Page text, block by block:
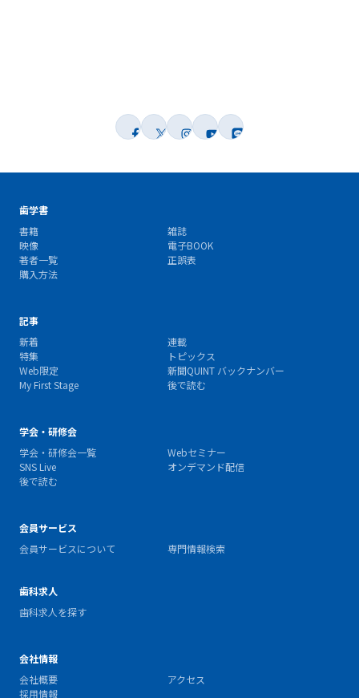
歯学書
書籍
雑誌
映像
電子BOOK
著者一覧
正誤表
購入方法
記事
新着
連載
特集
トピックス
Web限定
新聞QUINT バックナンバー
My First Stage
後で読む
学会・研修会
学会・研修会一覧
Webセミナー
SNS Live
オンデマンド配信
後で読む
会員サービス
会員サービスについて
専門情報検索
歯科求人
歯科求人を探す
会社情報
会社概要
アクセス
採用情報